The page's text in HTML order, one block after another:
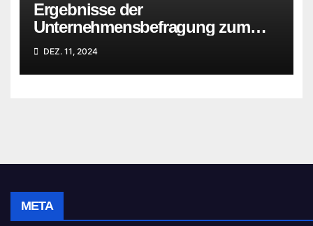
Ergebnisse der
Unternehmensbefragung zum
Standort Vogtland
DEZ. 11, 2024
META